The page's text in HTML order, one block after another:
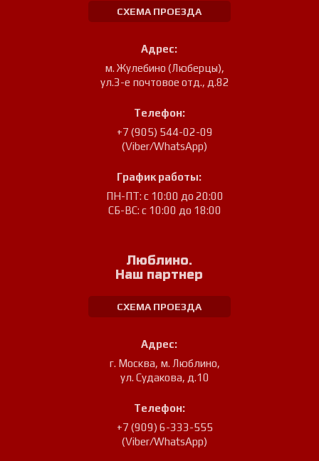
СХЕМА ПРОЕЗДА
Адрес:
м. Жулебино (Люберцы),
ул.3-е почтовое отд., д.82
Телефон:
+7 (905) 544-02-09
(Viber/WhatsApp)
График работы:
ПН-ПТ: с 10:00 до 20:00
СБ-ВС: с 10:00 до 18:00
Люблино.
Наш партнер
СХЕМА ПРОЕЗДА
Адрес:
г. Москва, м. Люблино,
ул. Судакова, д.10
Телефон:
+7 (909) 6-333-555
(Viber/WhatsApp)